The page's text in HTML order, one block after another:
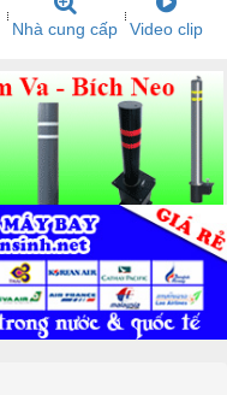
Nhà cung cấp Video clip